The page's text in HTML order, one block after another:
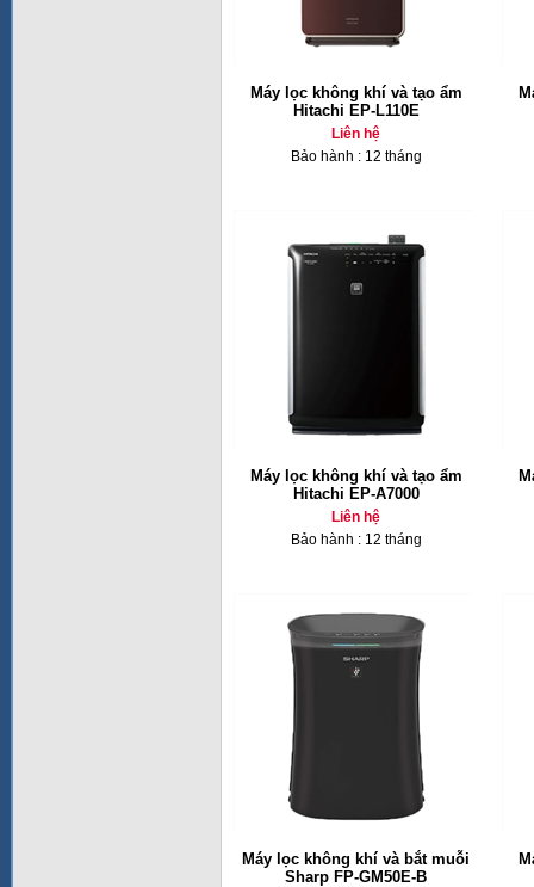
Máy lọc không khí và tạo ẩm
Hitachi EP-L110E
Liên hệ
Bảo hành : 12 tháng
Máy lọc không khí và tạo ẩm
Hitachi EP-A7000
Liên hệ
Bảo hành : 12 tháng
Máy lọc không khí và bắt muỗi
Sharp FP-GM50E-B